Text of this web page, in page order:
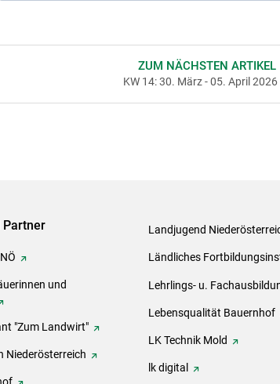
ZUM NÄCHSTENARTIKEL
KW 14: 30. März - 05. April 2026
und
"Zum Landwirt"
Niederösterreich
Landjugend
Ländliches
Lehrlings- u.
Lebensqualität Bauernhof
LK Technik Mold
lk digital